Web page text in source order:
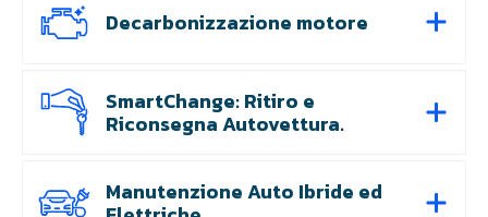
Decarbonizzazione motore
SmartChange: Ritiro e
Riconsegna Autovettura.
Manutenzione Auto Ibride ed